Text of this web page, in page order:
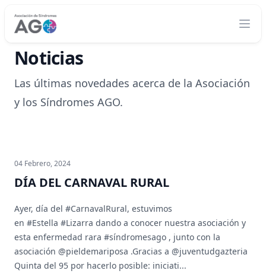
Noticias
Las últimas novedades acerca de la Asociación
y los Síndromes AGO.
04 Febrero, 2024
DÍA DEL CARNAVAL RURAL
Ayer, día del #CarnavalRural, estuvimos
en #Estella #Lizarra dando a conocer nuestra asociación y
esta enfermedad rara #síndromesago , junto con la
asociación @pieldemariposa .Gracias a @juventudgazteria
Quinta del 95 por hacerlo posible: iniciati...